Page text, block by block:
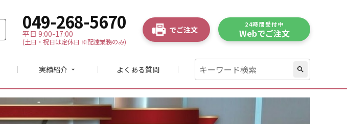
049-268-5670
平日 9:00-17:00
(土日・祝日は定休日 ※配達業務のみ)
でご注文
24時間受付中
Webでご注文
search
実績紹介 arrow_drop_down よくある質問